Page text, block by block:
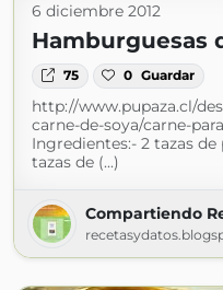
6 diciembre 2012
Hamburguesas
75 0 Guardar
http://www.pupaza.cl/
carne-de-soya/carne-
Ingredientes:- 2 tazas
tazas de (...)
Compartiendo